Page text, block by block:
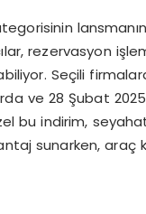
rezervasyon
Seçili
ve 28 Şubat
bu indirim,
sunarken,